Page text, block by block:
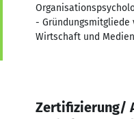
- Gründungsmitgliede
Wirtschaft und
Zertifizierung/